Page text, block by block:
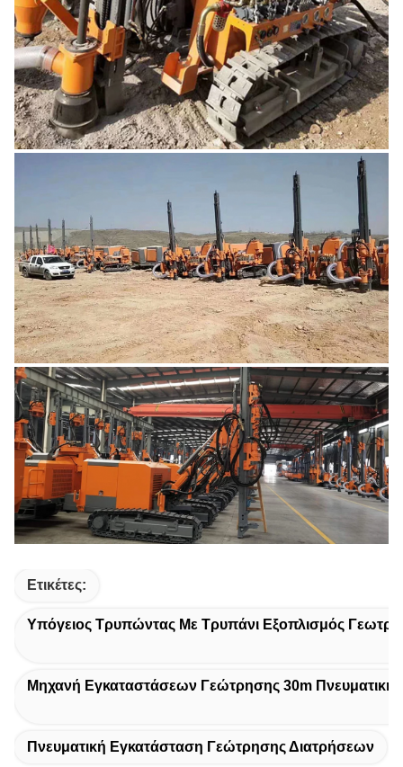
Ετικέτες:
Υπόγειος Τρυπώντας Με Τρυπάνι Εξοπλισμός
Μηχανή Εγκαταστάσεων Γεώτρησης 30m Πνευματική
Πνευματική Εγκατάσταση Γεώτρησης Διατρήσεων